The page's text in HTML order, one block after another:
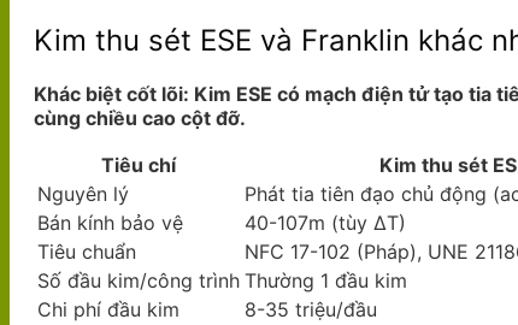
Kim thu sét ESE và Franklin khác
Khác biệt cốt lõi: Kim ESE có mạch điện tử tạo tia
cùng chiều cao cột đỡ.
Tiêu chí
Kim thu sét
Nguyên lý
Phát tia tiên đạo chủ động
Bán kính bảo vệ
40-107m (tùy ΔT)
Tiêu chuẩn
NFC 17-102 (Pháp), UNE
Số đầu kim/công trình Thường 1 đầu kim
Chi phí đầu kim
8-35 triệu/đầu